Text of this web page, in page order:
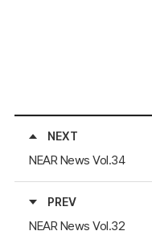
NEXT
NEAR News Vol.34
PREV
NEAR News Vol.32